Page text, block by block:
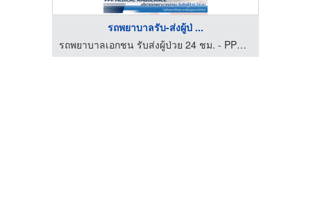
รถพยาบาลรับ-ส่งผู้ป่ ...
รถพยาบาลเอกชน รับส่งผู้ป่วย 24 ชม. - PPK MEDICAL AMBULANCE